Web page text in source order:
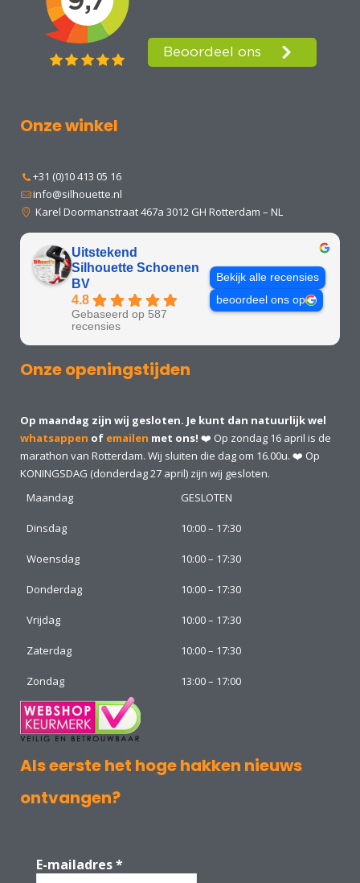
Onze winkel
+31 (0)10 413 05 16
info@silhouette.nl
Karel Doormanstraat 467a 3012 GH Rotterdam – NL
Uitstekend
Silhouette Schoenen
BV
4.8
Gebaseerd op 587
recensies
Bekijk alle recensies
beoordeel ons op
Onze openingstijden
Op maandag zijn wij gesloten. Je kunt dan natuurlijk wel
whatsappen of emailen met ons! ❤️ Op zondag 16 april is de
marathon van Rotterdam. Wij sluiten die dag om 16.00u. ❤️ Op
KONINGSDAG (donderdag 27 april) zijn wij gesloten.
Maandag
GESLOTEN
Dinsdag 10:00 – 17:30
Woensdag 10:00 – 17:30
Donderdag 10:00 – 17:30
Vrijdag 10:00 – 17:30
Zaterdag 10:00 – 17:30
Zondag 13:00 – 17:00
Als eerste het hoge hakken nieuws
ontvangen?
E-mailadres*